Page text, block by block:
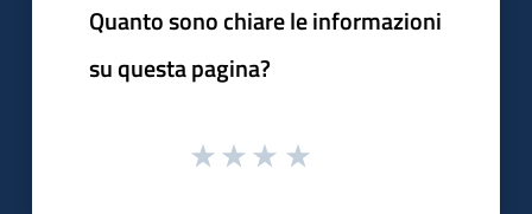
Quanto sono chiare le informazioni
su questa pagina?